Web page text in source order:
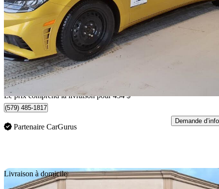
39 393 km
22 249 $
390 $/mois env.
Livraison à domicile de Gatineau, QC
Le prix comprend la livraison pour 454 $
(579) 485-1817
Partenaire CarGurus
Demande d’info
Livraison à domicile